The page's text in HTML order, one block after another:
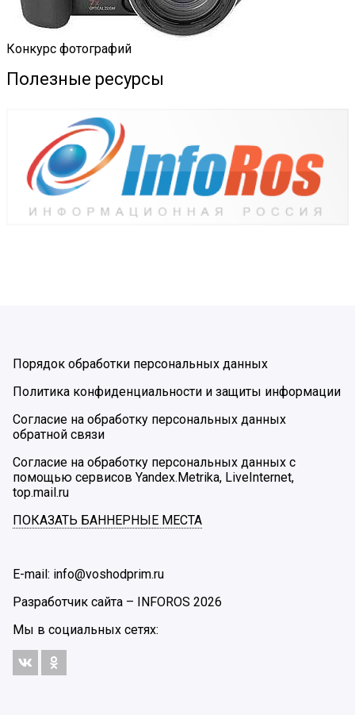
Конкурс фотографий
Полезные ресурсы
Порядок обработки персональных данных
Политика конфиденциальности и защиты информации
Согласие на обработку персональных данных
обратной связи
Согласие на обработку персональных данных с
помощью сервисов Yandex.Metrika, LiveInternet,
top.mail.ru
ПОКАЗАТЬ БАННЕРНЫЕ МЕСТА
E-mail: info@voshodprim.ru
Разработчик сайта – INFOROS 2026
Мы в социальных сетях: